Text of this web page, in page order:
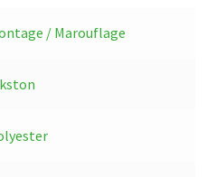
/ Marouflage